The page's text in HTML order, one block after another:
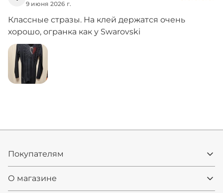
9 июня 2026 г.
Классные стразы. На клей держатся очень
хорошо, огранка как у Swarovski
Покупателям
О магазине